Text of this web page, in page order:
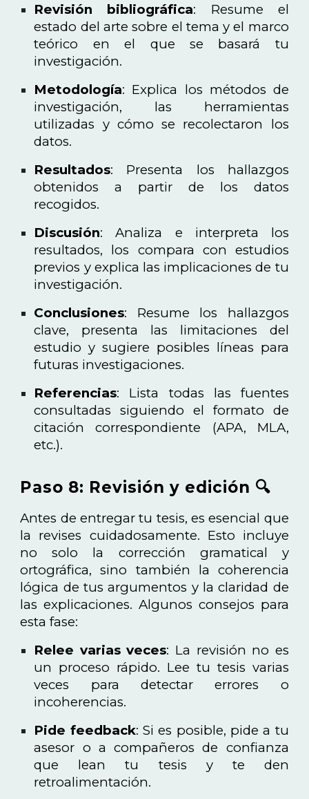
Revisión bibliográfica: Resume el
estado del arte sobre el tema y el marco
teórico en el que se basará tu
investigación.
Metodología: Explica los métodos de
investigación, las herramientas
utilizadas y cómo se recolectaron los
datos.
Resultados: Presenta los hallazgos
obtenidos a partir de los datos
recogidos.
Discusión: Analiza e interpreta los
resultados, los compara con estudios
previos y explica las implicaciones de tu
investigación.
Conclusiones: Resume los hallazgos
clave, presenta las limitaciones del
estudio y sugiere posibles líneas para
futuras investigaciones.
Referencias: Lista todas las fuentes
consultadas siguiendo el formato de
citación correspondiente (APA, MLA,
etc.).
Paso 8: Revisión y edición 🔍
Antes de entregar tu tesis, es esencial que
la revises cuidadosamente. Esto incluye
no solo la corrección gramatical y
ortográfica, sino también la coherencia
lógica de tus argumentos y la claridad de
las explicaciones. Algunos consejos para
esta fase:
Relee varias veces: La revisión no es
un proceso rápido. Lee tu tesis varias
veces para detectar errores o
incoherencias.
Pide feedback: Si es posible, pide a tu
asesor o a compañeros de confianza
que lean tu tesis y te den
retroalimentación.